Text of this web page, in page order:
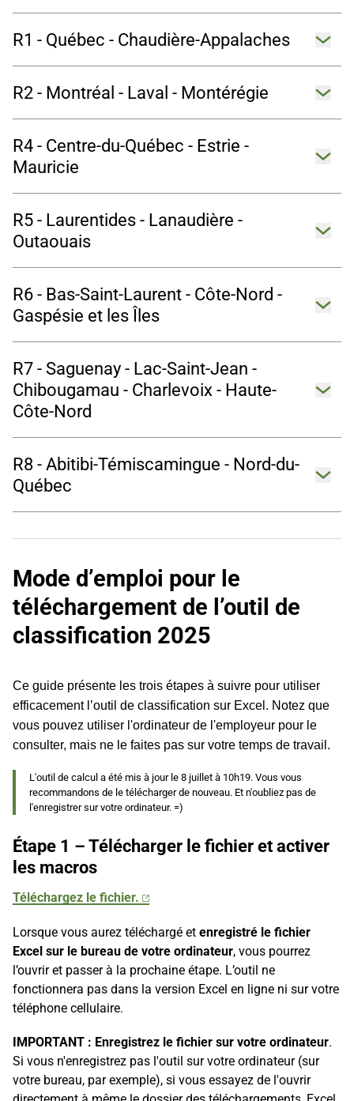
R1 - Québec - Chaudière-Appalaches Ouvrir
R2 - Montréal - Laval - Montérégie Ouvrir
R4 - Centre-du-Québec - Estrie -
Mauricie
Ouvrir
R5 - Laurentides - Lanaudière -
Outaouais
Ouvrir
R6 - Bas-Saint-Laurent - Côte-Nord -
Gaspésie et les Îles
Ouvrir
R7 - Saguenay - Lac-Saint-Jean -
Chibougamau - Charlevoix - Haute-
Côte-Nord
Ouvrir
R8 - Abitibi-Témiscamingue - Nord-du-
Québec
Ouvrir
Mode d’emploi pour le
téléchargement de l’outil de
classification 2025
Ce guide présente les trois étapes à suivre pour utiliser
efficacement l’outil de classification sur Excel. Notez que
vous pouvez utiliser l'ordinateur de l'employeur pour le
consulter, mais ne le faites pas sur votre temps de travail.
L'outil de calcul a été mis à jour le 8 juillet à 10h19. Vous vous
recommandons de le télécharger de nouveau. Et n'oubliez pas de
l'enregistrer sur votre ordinateur. =)
Étape 1 –Télécharger le fichier et activer
les macros
Téléchargez le fichier.
Lorsque vous aurez téléchargé etenregistré le fichier
Excel sur le bureau de votre ordinateur, vous pourrez
l’ouvrir et passer à la prochaine étape. L’outil ne
fonctionnera pas dans la version Excel en ligne ni sur votre
téléphone cellulaire.
IMPORTANT : Enregistrez le fichiersur votre ordinateur.
Si vous n'enregistrez pas l'outil sur votre ordinateur (sur
votre bureau, par exemple), si vous essayez de l'ouvrir